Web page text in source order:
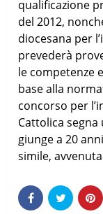
qualificazione
del 2012,
diocesana per
prevederà
le competenze
base alla
concorso per
Cattolica
giunge a 20
simile,